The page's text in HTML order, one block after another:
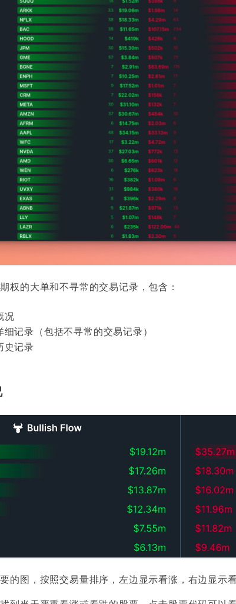
权的大单和不寻常的交易记录，包含：
况
记录（包括不寻常的交易记录）
史记录
的图，按照交易量排序，左边显示看涨，右边显示